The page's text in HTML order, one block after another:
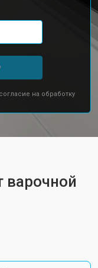
на обработку
варочной